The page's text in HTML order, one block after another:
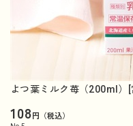
よつ葉ミルク苺（200ml）[
108円（税込）